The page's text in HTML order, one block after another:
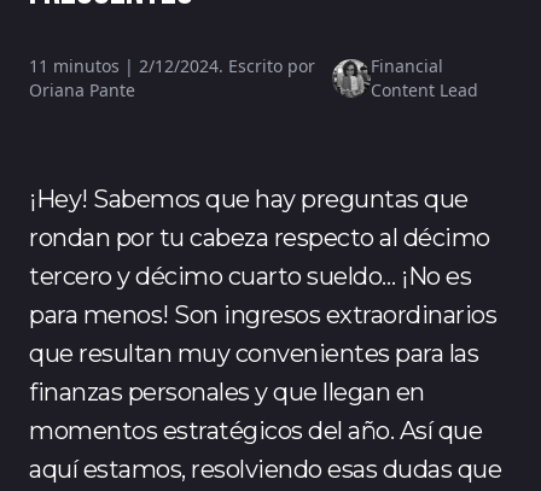
11 minutos | 2/12/2024. Escrito por
Oriana Pante
Financial
Content Lead
¡Hey! Sabemos que hay preguntas que
rondan por tu cabeza respecto al décimo
tercero y décimo cuarto sueldo… ¡No es
para menos! Son ingresos extraordinarios
que resultan muy convenientes para las
finanzas personales y que llegan en
momentos estratégicos del año. Así que
aquí estamos, resolviendo esas dudas que